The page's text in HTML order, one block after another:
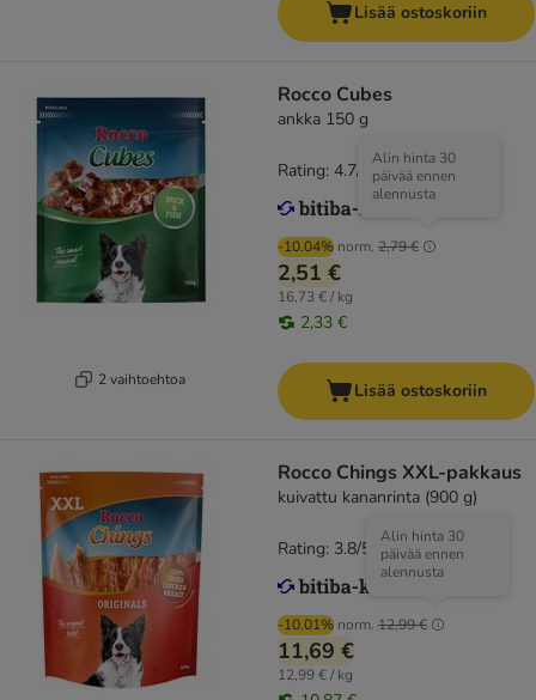
Lisää ostoskoriin
2 vaihtoehtoa
Rocco Cubes
ankka 150 g
-10.04% norm. 2,79 €
Alin hinta 30
päivää ennen
alennusta
2,51 €
16,73 € / kg
2,33 €
Rating: 4.7/5
Lisää ostoskoriin
Rocco Chings XXL-pakkaus
kuivattu kananrinta (900 g)
-10.01% norm. 12,99 €
Alin hinta 30
päivää ennen
alennusta
11,69 €
12,99 € / kg
Rating: 3.8/5